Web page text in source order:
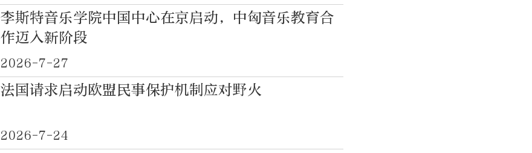
李斯特音乐学院中国中心在京启动，中匈音乐教育合
作迈入新阶段
2026-7-27
法国请求启动欧盟民事保护机制应对野火
2026-7-24